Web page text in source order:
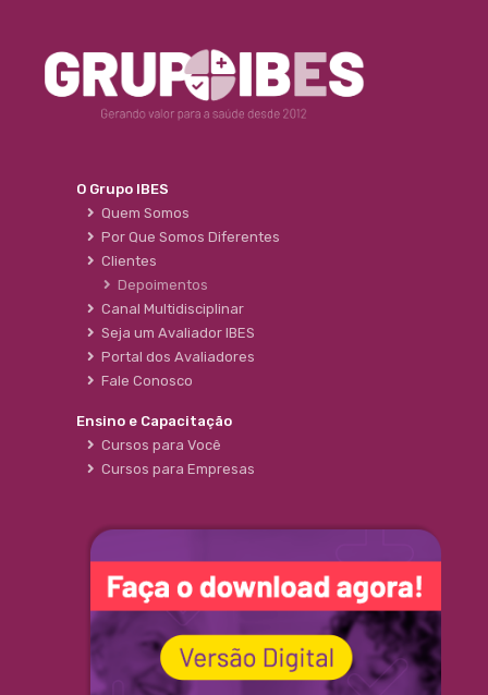
O Grupo IBES
Quem Somos
Por Que Somos Diferentes
Clientes
Depoimentos
Canal Multidisciplinar
Seja um Avaliador IBES
Portal dos Avaliadores
Fale Conosco
Ensino e Capacitação
Cursos para Você
Cursos para Empresas